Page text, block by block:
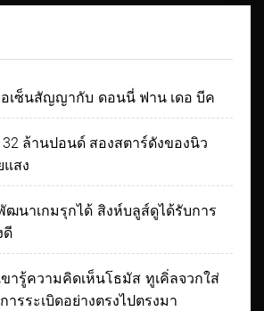
อเซ็นสัญญากับ ดอนนี่ ฟาน เดอ บีค
ล้านปอนด์ สองสตาร์ดังของนิว
แสง
นาเกมรุกได้ สิงห์บลูส์ดูได้รับการ
ดี
ขารู้ความคิดเห็นโธมัส ทูเคิ่ลจวกใส่
ารระเบิดอย่างตรงไปตรงมา